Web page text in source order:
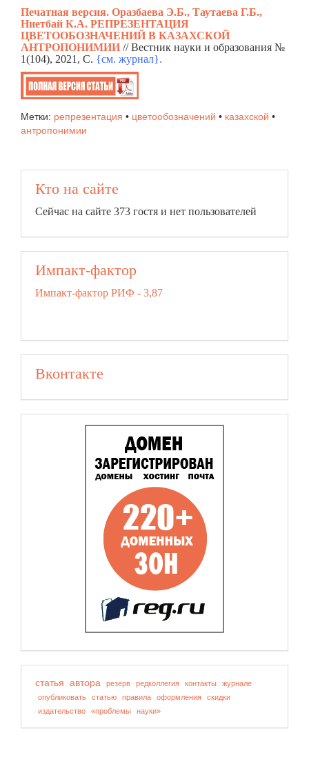
Печатная версия. Оразбаева Э.Б., Таутаева Г.Б.,
Ниетбай К.А. РЕПРЕЗЕНТАЦИЯ
ЦВЕТООБОЗНАЧЕНИЙ В КАЗАХСКОЙ
АНТРОПОНИМИИ // Вестник науки и образования №
1(104), 2021, C. {см. журнал}.
Метки: репрезентация • цветообозначений • казахской •
антропонимии
Кто на сайте
Сейчас на сайте 373 гостя и нет пользователей
Импакт-фактор
Импакт-фактор РИФ - 3,87
Вконтакте
статья автора резерв редколлегия контакты
журнале
опубликовать
статью правила оформления
скидки
издательство
«проблемы науки»